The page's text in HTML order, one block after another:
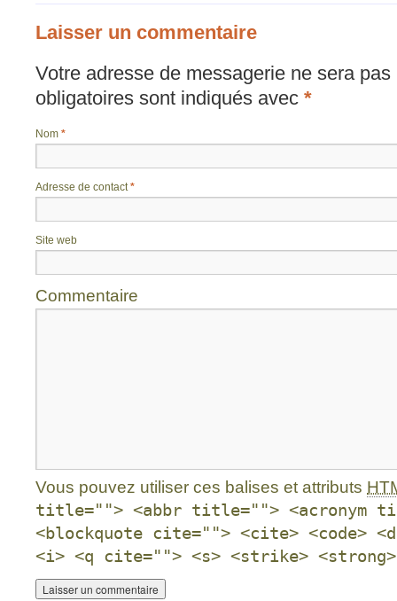
Laisser un commentaire
Votre adresse de messagerie ne sera pas
obligatoires sont indiqués avec *
Nom *
Adresse de contact*
Site web
Commentaire
Vous pouvez utiliser ces balises et attributs
title=""> <abbr title=""> <acronym
<blockquote cite=""> <cite> <code>
<i> <q cite=""> <s> <strike> <strong>